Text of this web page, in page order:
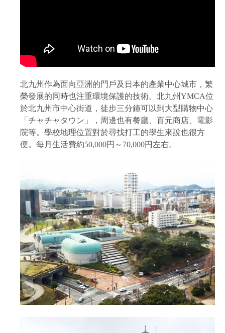
北九州作為面向亞洲的門戶及日本的產業中心城市，繁
榮發展的同時也注重環境保護的技術。北九州YMCA位
於北九州市中心街道，徒步三分鐘可以到大型購物中心
「チャチャタウン」，周邊也有餐廳、百元商店、電影
院等。學校地理位置對於尋找打工的學生來說也很方
便。每月生活費約50,000円～70,000円左右。